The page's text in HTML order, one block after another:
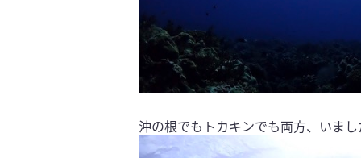
沖の根でもトカキンでも両方、いま